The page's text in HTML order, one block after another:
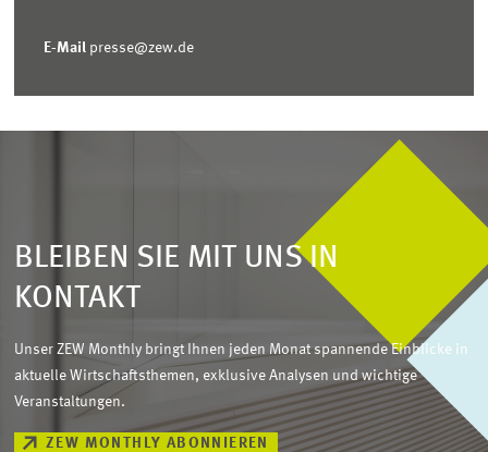
E-Mail presse@zew.de
BLEIBEN SIE MIT UNS IN
KONTAKT
Unser ZEW Monthly bringt Ihnen jeden Monat spannende Einblicke in
aktuelle Wirtschaftsthemen, exklusive Analysen und wichtige
Veranstaltungen.
ZEW MONTHLY ABONNIEREN